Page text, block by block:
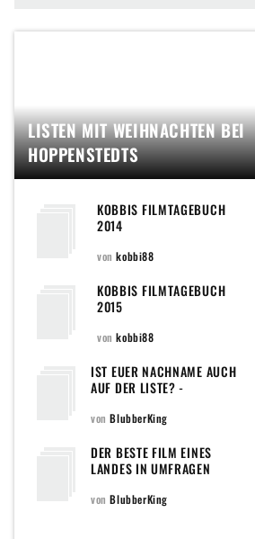
LISTEN MIT WEIHNACHTEN BEI
HOPPENSTEDTS
KOBBIS FILMTAGEBUCH
2014
vonkobbi88
KOBBIS FILMTAGEBUCH
2015
vonkobbi88
IST EUER NACHNAME AUCH
AUF DER LISTE? -
vonBlubberKing
DER BESTE FILM EINES
LANDES IN UMFRAGEN
vonBlubberKing